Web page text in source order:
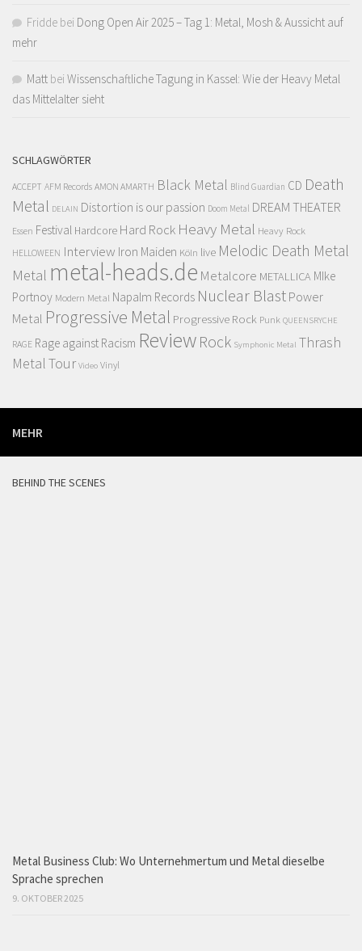
Fridde bei Dong Open Air 2025 – Tag 1: Metal, Mosh & Aussicht auf
mehr
Matt bei Wissenschaftliche Tagung in Kassel: Wie der Heavy Metal
das Mittelalter sieht
SCHLAGWÖRTER
ACCEPT AFM Records AMON AMARTH Black Metal Blind Guardian CD Death
Metal DELAIN Distortion is our passion Doom Metal DREAM THEATER
Essen Festival Hardcore Hard Rock Heavy Metal Heavy Rock
HELLOWEEN Interview Iron Maiden Köln live Melodic Death Metal
Metal metal-heads.de Metalcore METALLICA MIke
Portnoy Modern Metal Napalm Records Nuclear Blast Power
Metal Progressive Metal Progressive Rock Punk QUEENSRYCHE
RAGE Rage against Racism Review Rock Symphonic Metal Thrash
MetalTour Video Vinyl
MEHR
BEHIND THE SCENES
Metal Business Club: Wo Unternehmertum und Metal dieselbe
Sprache sprechen
9. OKTOBER 2025